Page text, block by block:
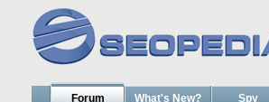
Forum What's New? Spy